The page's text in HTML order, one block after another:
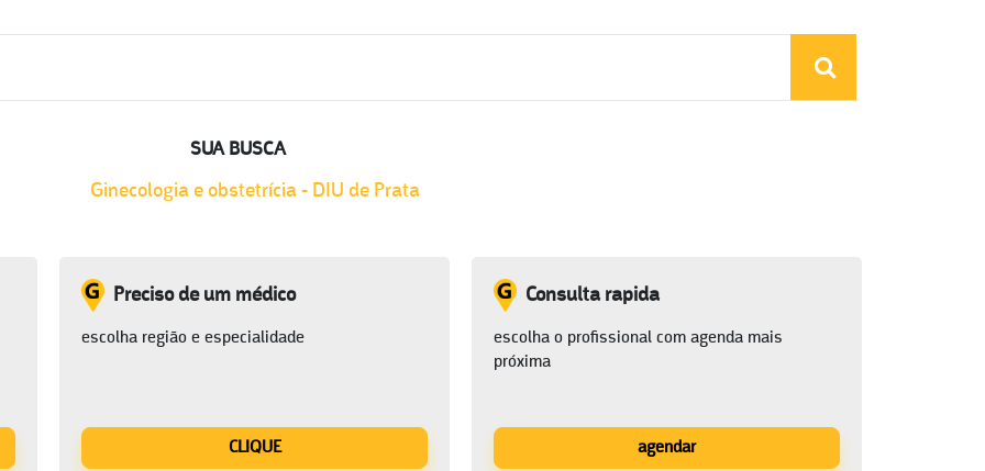
SUA BUSCA
Ginecologia e obstetrícia - DIU de Prata
Preciso de um médico
escolha região e especialidade
CLIQUE
Consulta rapida
escolha o profissional com agenda mais
próxima
agendar